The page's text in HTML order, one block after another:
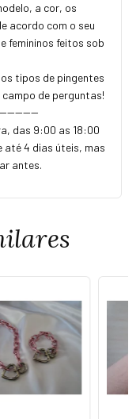
a cor, os
acordo com o seu
femininos feitos sob
tipos de pingentes
de perguntas!
das 9:00 as 18:00
até 4 dias úteis, mas
antes.